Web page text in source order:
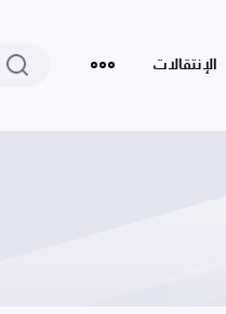
الإنتقالات